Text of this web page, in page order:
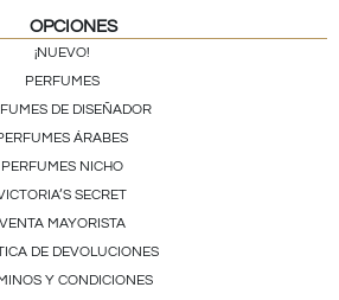
OPCIONES
¡NUEVO!
PERFUMES
DE DISEÑADOR
ÁRABES
PERFUMES NICHO
SECRET
VENTA MAYORISTA
DE DEVOLUCIONES
Y CONDICIONES